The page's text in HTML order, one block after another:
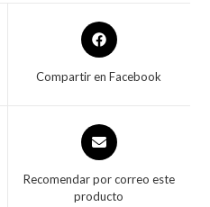
Compartir en Facebook
Recomendar por correo este
producto